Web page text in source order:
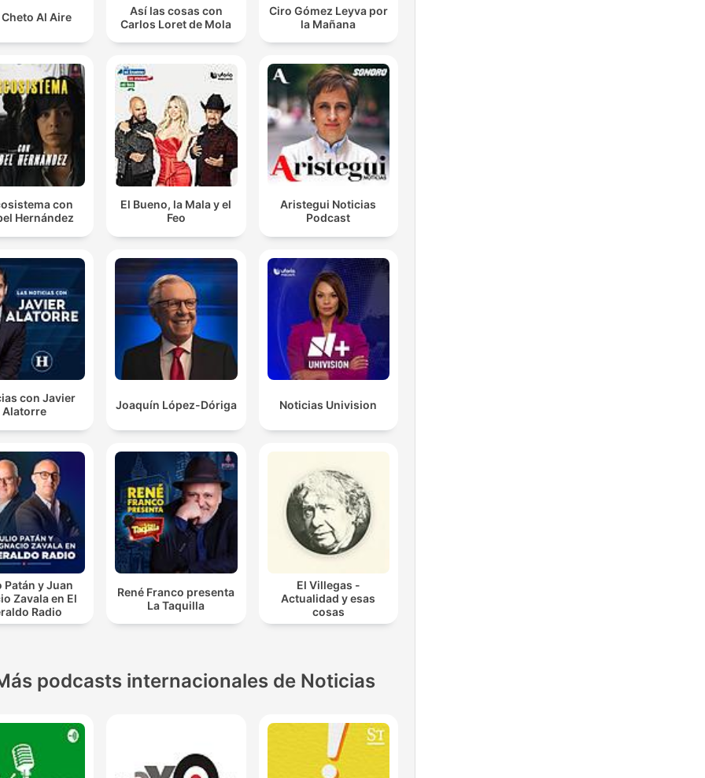
Al Aire
Así las cosas con
Carlos Loret de Mola
Ciro Gómez Leyva por
la Mañana
con
Hernández
El Bueno, la Mala y el
Feo
Aristegui Noticias
Podcast
con Javier
Alatorre
Joaquín López-Dóriga Noticias Univision
Patán y Juan
Zavala en El
Radio
René Franco presenta
La Taquilla
El Villegas -
Actualidad y esas
cosas
podcasts internacionales de Noticias